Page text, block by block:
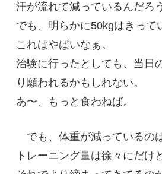
汗が流れて減っているんだろ
でも、明らかに50kgはきって
これはやばいなぁ。
治験に行ったとしても、当日
り願われるかもしれない。
あ〜、もっと食わねば。
でも、体重が減っているの
トレーニング量は徐々にだけ